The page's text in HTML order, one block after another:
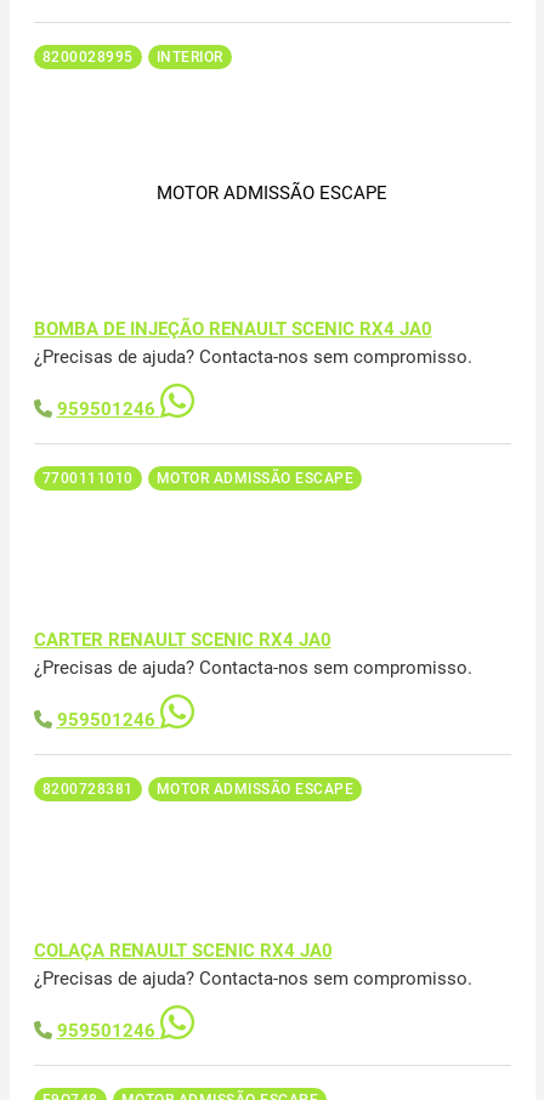
8200028995 INTERIOR
MOTOR ADMISSÃO ESCAPE
BOMBA DE INJEÇÃO RENAULT SCENIC RX4 JA0
¿Precisas de ajuda? Contacta-nos sem compromisso.
959501246
7700111010 MOTOR ADMISSÃO ESCAPE
CARTER RENAULT SCENIC RX4 JA0
¿Precisas de ajuda? Contacta-nos sem compromisso.
959501246
8200728381 MOTOR ADMISSÃO ESCAPE
COLAÇA RENAULT SCENIC RX4 JA0
¿Precisas de ajuda? Contacta-nos sem compromisso.
959501246